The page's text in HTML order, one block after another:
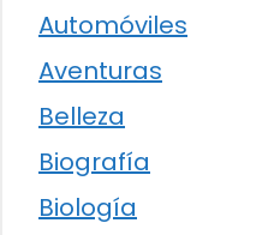
Automóviles
Aventuras
Belleza
Biografía
Biología